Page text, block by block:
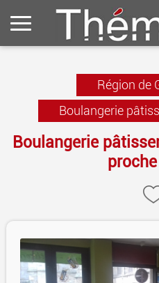
Région de
Boulangerie
Boulangerie